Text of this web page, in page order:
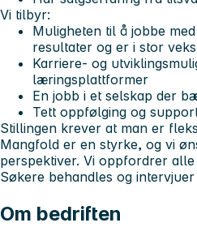
Vi tilbyr:
Muligheten til å jobbe
resultater og er i stor
Karriere- og
læringsplattformer
En jobb i et selskap der
Tett oppfølging og
Stillingen krever at man er
Mangfold er en styrke, og vi
perspektiver. Vi oppfordrer
Søkere behandles og
Om bedriften